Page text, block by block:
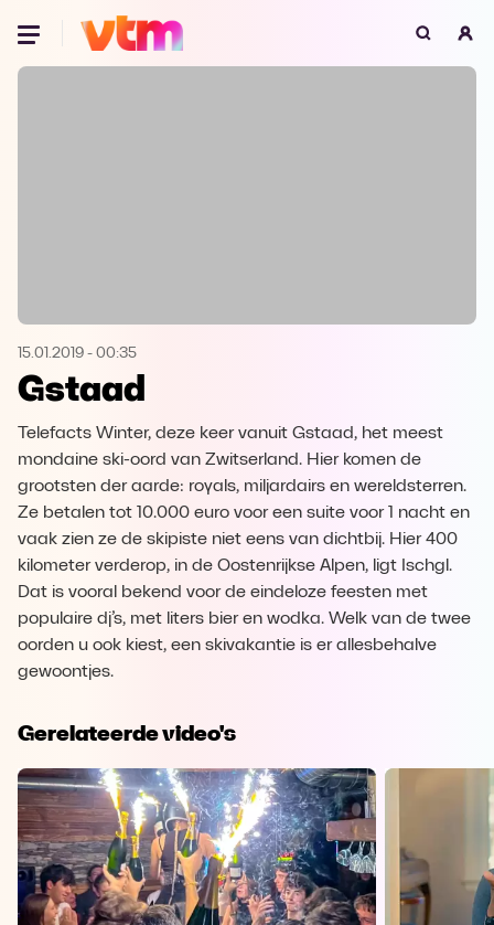
Oeps, browser niet ondersteund
Microsoft Edge
Opera Download
15.01.2019 - 00:35
Gstaad
Telefacts Winter, deze keer vanuit Gstaad, het meest
mondaine ski-oord van Zwitserland. Hier komen de
grootsten der aarde: royals, miljardairs en wereldsterren.
Ze betalen tot 10.000 euro voor een suite voor 1 nacht en
vaak zien ze de skipiste niet eens van dichtbij. Hier 400
kilometer verderop, in de Oostenrijkse Alpen, ligt Ischgl.
Dat is vooral bekend voor de eindeloze feesten met
populaire dj’s, met liters bier en wodka. Welk van de twee
oorden u ook kiest, een skivakantie is er allesbehalve
gewoontjes.
Gerelateerde video's